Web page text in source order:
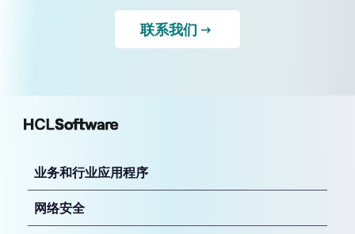
联系我们
业务和行业应用程序
网络安全